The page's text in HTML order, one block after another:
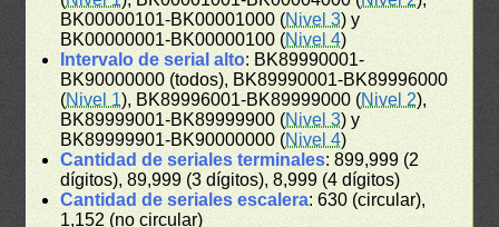
BK00000101-BK00001000 (Nivel 3) y
BK00000001-BK00000100 (Nivel 4)
Intervalo de serial alto: BK89990001-
BK90000000 (todos), BK89990001-BK89996000
(Nivel 1), BK89996001-BK89999000 (Nivel 2),
BK89999001-BK89999900 (Nivel 3) y
BK89999901-BK90000000 (Nivel 4)
Cantidad de seriales terminales: 899,999 (2
dígitos), 89,999 (3 dígitos), 8,999 (4 dígitos)
Cantidad de seriales escalera: 630 (circular),
1,152 (no circular)